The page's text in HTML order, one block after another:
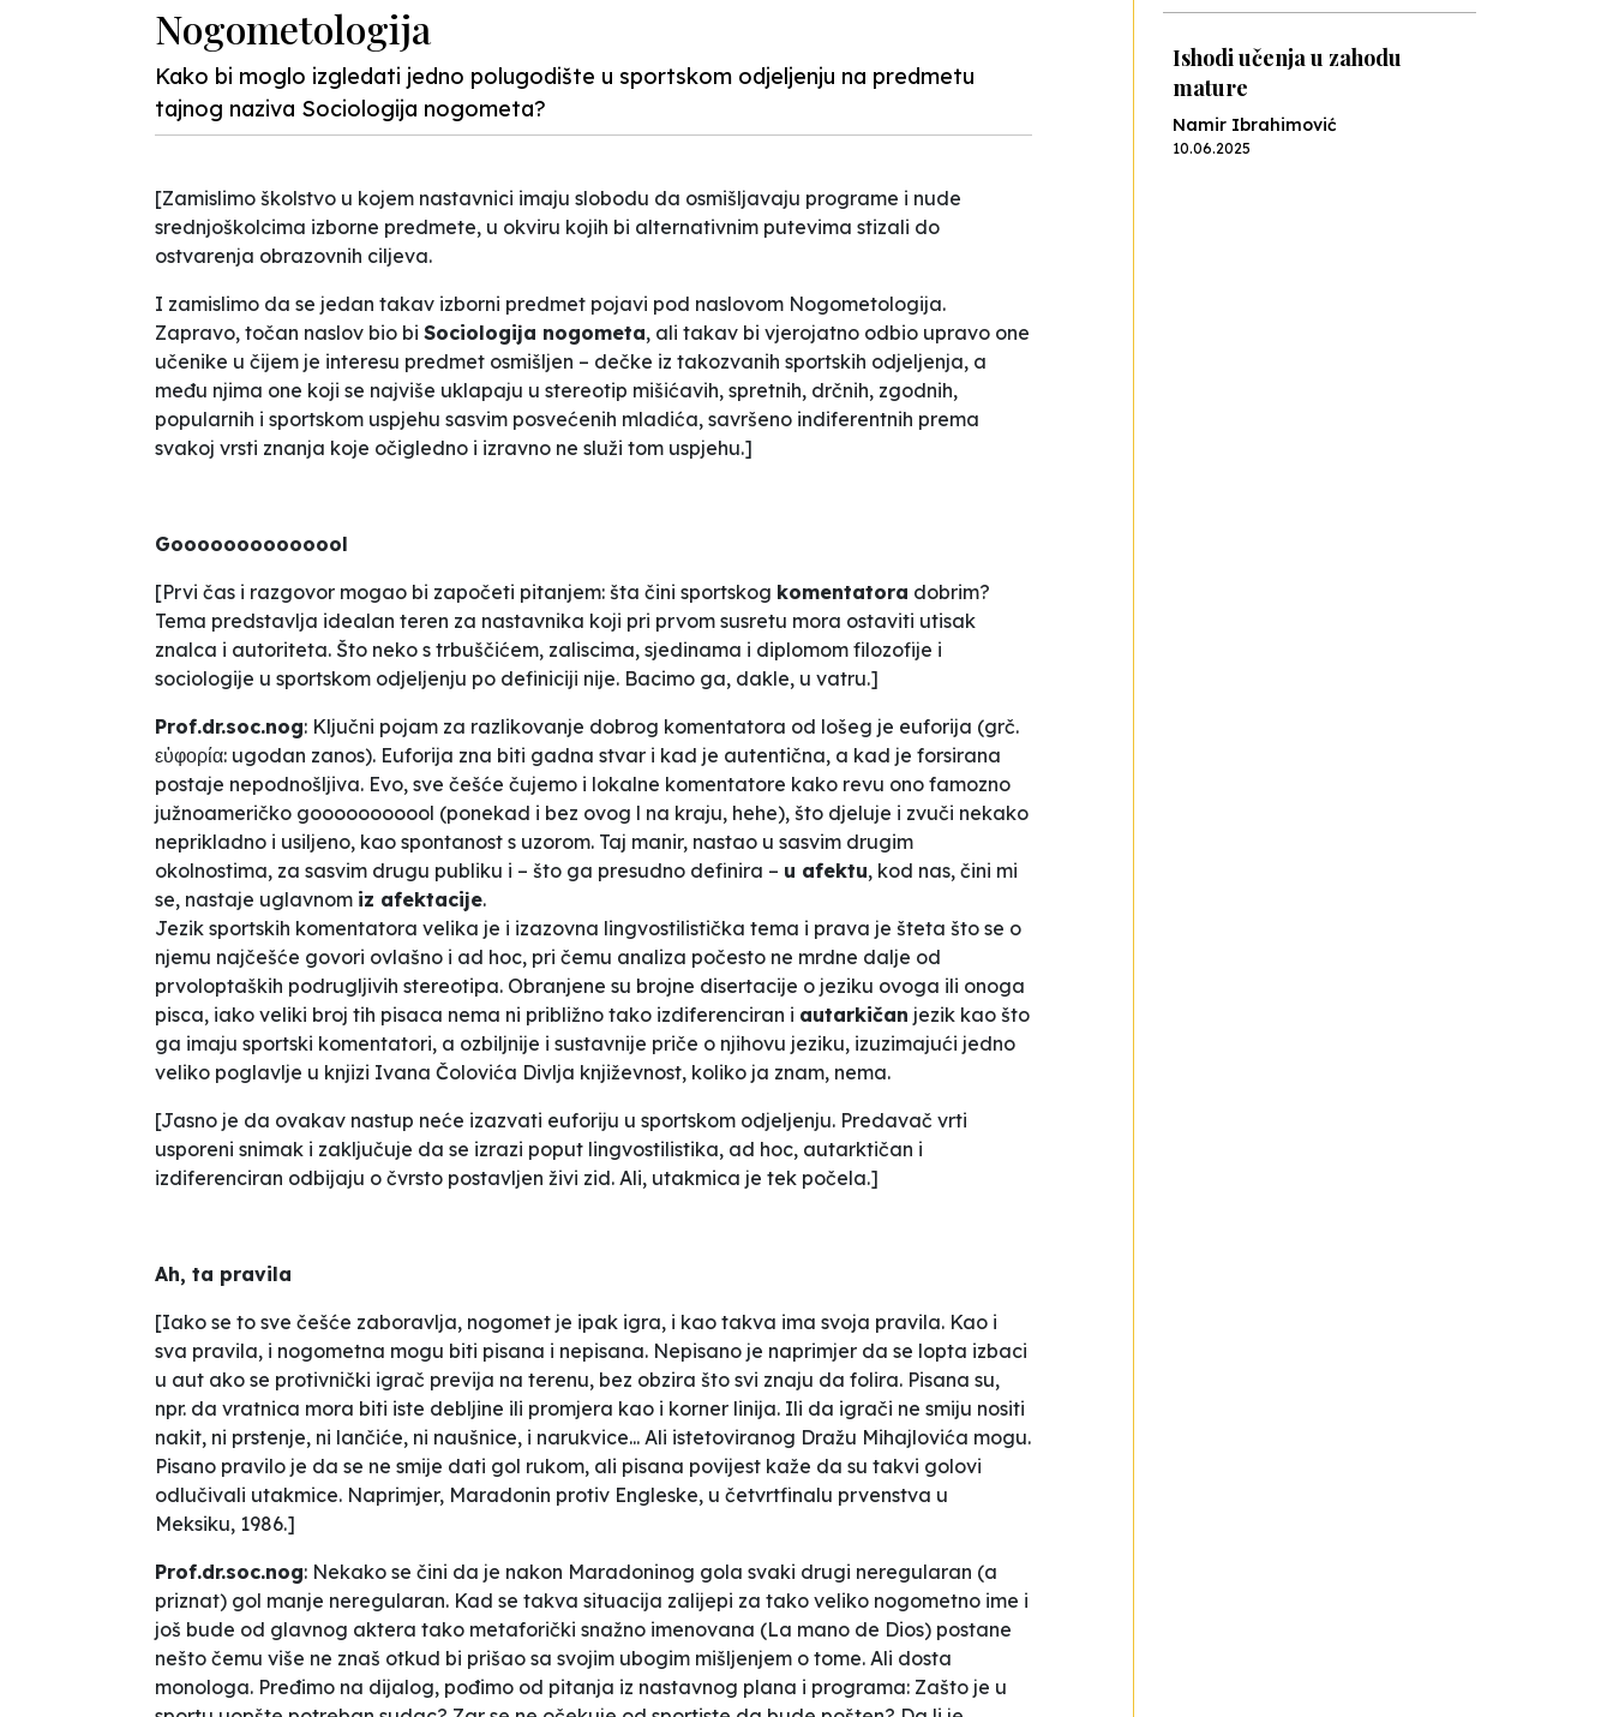
Nogometologija
Kako bi moglo izgledati jedno polugodište u sportskom odjeljenju na predmetu
tajnog naziva Sociologija nogometa?
[Zamislimo školstvo u kojem nastavnici ima­ju slobodu da osmišljavaju programe i nude
srednjoškolcima izborne predmete, u okviru kojih bi alternativnim putevima stizali do
ostvarenja obrazovnih ciljeva.
I zamislimo da se jedan takav izborni predmet pojavi pod naslovom Nogometologija.
Zapravo, točan naslov bio bi Sociologija nogometa, ali takav bi vjerojatno odbio upravo one
učenike u čijem je interesu predmet osmišljen – dečke iz takozvanih sportskih odjeljenja, a
među njima one koji se najviše uklapaju u stereotip mišićavih, spretnih, drčnih, zgodnih,
popularnih i sportskom uspjehu sasvim posvećenih mladića, savršeno indiferentnih prema
svakoj vrsti znanja koje očigledno i izravno ne služi tom uspjehu.]
Goooooooooooool
[Prvi čas i razgovor mogao bi započeti pitanjem: šta čini sportskog komentatora dobrim?
Tema predstavlja idealan teren za nastavnika koji pri prvom susretu mora ostaviti utisak
znalca i autoriteta. Što neko s trbuščićem, zaliscima, sjedinama i diplomom filozofije i
sociologije u sportskom odjeljenju po definiciji nije. Bacimo ga, dakle, u vatru.]
Prof.dr.soc.nog: Ključni pojam za razlikovanje dobrog komentatora od lošeg je euforija (grč.
εὐφορία: ugodan zanos). Euforija zna biti gadna stvar i kad je autentična, a kad je forsirana
postaje nepodnošljiva. Evo, sve češće čujemo i lokalne komentatore kako revu ono famozno
južnoameričko gooooooooool (ponekad i bez ovog l na kraju, hehe), što djeluje i zvuči nekako
neprikladno i usiljeno, kao spontanost s uzorom. Taj manir, nastao u sasvim drugim
okolnostima, za sasvim drugu publiku i – što ga presudno definira – u afektu, kod nas, čini mi
se, nastaje uglavnom iz afektacije.
Jezik sportskih komentatora velika je i izazovna lingvostilistička tema i prava je šteta što se o
njemu najčešće govori ovlašno i ad hoc, pri čemu analiza počesto ne mrdne dalje od
prvoloptaških podrugljivih stereotipa. Obranjene su brojne disertacije o jeziku ovoga ili onoga
pisca, iako veliki broj tih pisaca nema ni približno tako izdiferenciran i autarkičan jezik kao što
ga imaju sportski komentatori, a ozbiljnije i sustavnije priče o njihovu jeziku, izuzimajući jedno
veliko poglavlje u knjizi Ivana Čolovića Divlja književnost, koliko ja znam, nema.
[Jasno je da ovakav nastup neće izazvati euforiju u sportskom odjeljenju. Predavač vrti
usporeni snimak i zaključuje da se izrazi poput lingvostilistika, ad hoc, autarktičan i
izdiferenciran odbijaju o čvrsto postavljen živi zid. Ali, utakmica je tek počela.]
Ah, ta pravila
[Iako se to sve češće zaboravlja, nogomet je ipak igra, i kao takva ima svoja pravila. Kao i
sva pravila, i nogometna mogu biti pisana i nepisana. Nepisano je naprimjer da se lopta izbaci
u aut ako se protivnički igrač previja na terenu, bez obzira što svi znaju da folira. Pisana su,
npr. da vratnica mora biti iste debljine ili promjera kao i korner linija. Ili da igrači ne smiju nositi
nakit, ni prstenje, ni lančiće, ni naušnice, i narukvice... Ali istetoviranog Dražu Mihajlovića mogu.
Pisano pravilo je da se ne smije dati gol rukom, ali pisana povijest kaže da su takvi golovi
odlučivali utakmice. Naprimjer, Maradonin protiv Engleske, u četvrtfinalu prvenstva u
Meksiku, 1986.]
Prof.dr.soc.nog: Nekako se čini da je nakon Maradoninog gola svaki drugi neregularan (a
priznat) gol manje neregularan. Kad se takva situacija zalijepi za tako veliko nogometno ime i
još bude od glavnog aktera tako metaforički snažno imenovana (La mano de Dios) postane
nešto čemu više ne znaš otkud bi prišao sa svojim ubogim mišljenjem o tome. Ali dosta
monologa. Pređimo na dijalog, pođimo od pitanja iz nastavnog plana i programa: Zašto je u
Ishodi učenja u zahodu
mature
Namir Ibrahimović
10.06.2025